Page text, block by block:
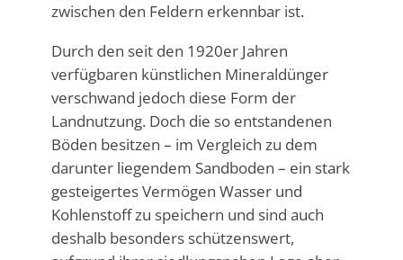
zwischen den Feldern erkennbar ist.
Durch den seit den 1920er Jahren
verfügbaren künstlichen Mineraldünger
verschwand jedoch diese Form der
Landnutzung. Doch die so entstandenen
Böden besitzen – im Vergleich zu dem
darunter liegendem Sandboden – ein stark
gesteigertes Vermögen Wasser und
Kohlenstoff zu speichern und sind auch
deshalb besonders schützenswert,